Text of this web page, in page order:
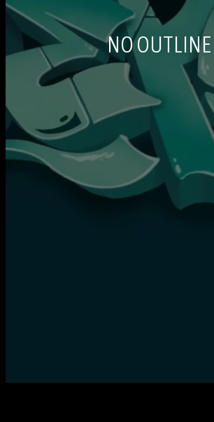
NO OUTLINE